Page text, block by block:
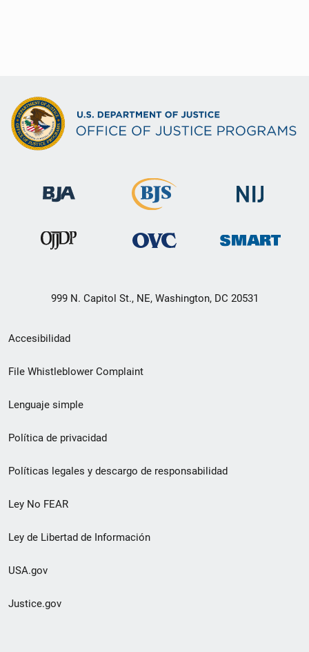
999 N. Capitol St., NE, Washington, DC 20531
Menú
de
de
pie
de
página
Accesibilidad
File Whistleblower Complaint
Lenguaje simple
Política de privacidad
Políticas legales y descargo de responsabilidad
Ley No FEAR
Ley de Libertad de Información
USA.gov
Justice.gov